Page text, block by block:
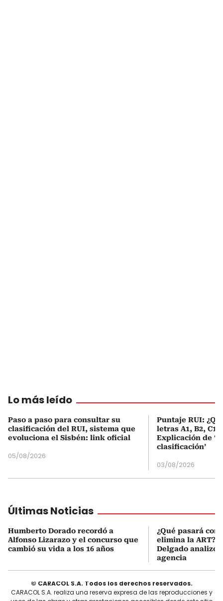
Lo más leído
Paso a paso para consultar su
clasificación del RUI, sistema que
evoluciona el Sisbén: link oficial
05/08/2026
Puntaje RUI:
letras A1, B2, C1
Explicación de
clasificación’
03/08/2026
Últimas Noticias
Humberto Dorado recordó a
Alfonso Lizarazo y el concurso que
cambió su vida a los 16 años
¿Qué pasará con
elimina la ART?
Delgado analizó
agencia
© CARACOL S.A. Todos los derechos reservados.
CARACOL S.A. realiza una reserva expresa de las reproducciones y